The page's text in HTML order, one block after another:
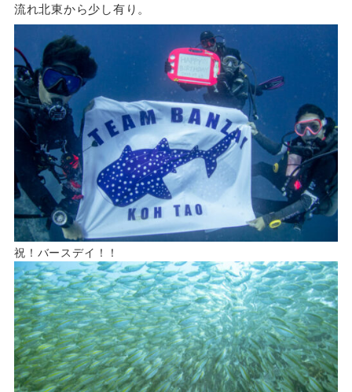
流れ北東から少し有り。
祝！バースデイ！！